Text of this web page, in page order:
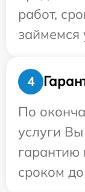
работ,
займемся
4
По
услуги
гарантию
сроком до